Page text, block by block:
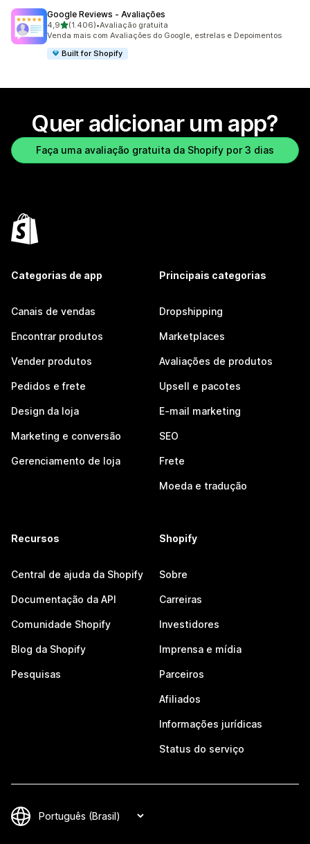
Google Reviews ‑ Avaliações
4,9de 5 estrelas
(1.406)
1406 avaliações ao todo
•Avaliação gratuita
Venda mais com Avaliações do Google, estrelas e Depoimentos
Built for Shopify
Quer adicionar um app?
Faça uma avaliação gratuita da Shopify por 3 dias
Categorias de app
Canais de vendas
Encontrar produtos
Vender produtos
Pedidos e frete
Design da loja
Marketing e conversão
Gerenciamento de loja
Principais categorias
Dropshipping
Marketplaces
Avaliações de produtos
Upsell e pacotes
E-mail marketing
SEO
Frete
Moeda e tradução
Recursos
Central de ajuda da Shopify
Documentação da API
Comunidade Shopify
Blog da Shopify
Pesquisas
Shopify
Sobre
Carreiras
Investidores
Imprensa e mídia
Parceiros
Afiliados
Informações jurídicas
Status do serviço